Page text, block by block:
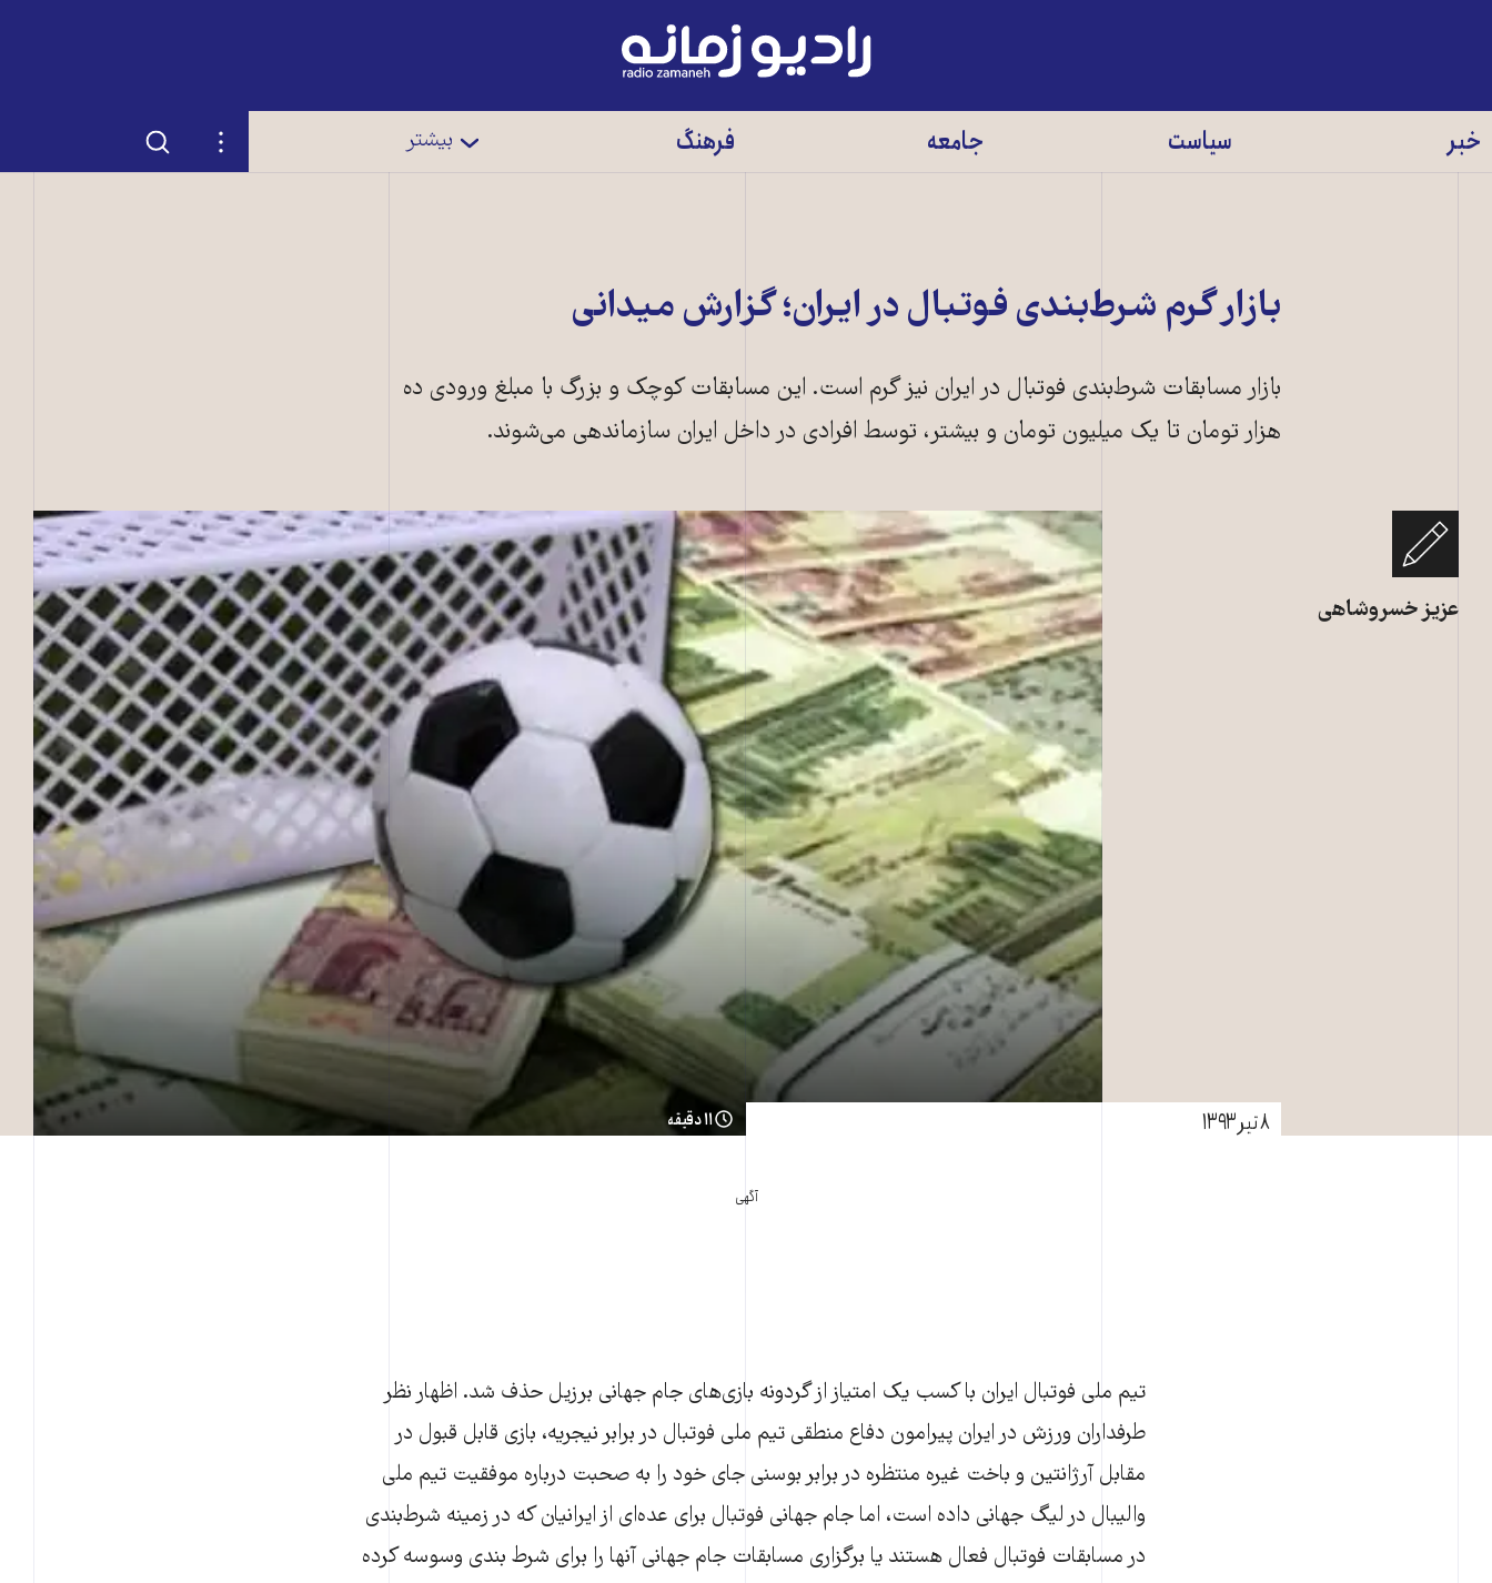
رادیو
زمانه
خبر سیاست جامعه فرهنگ بیشتر تنظیمات جستجو
بازار گرم شرط‌بندی فوتبال در ایران؛ گزارش میدانی
بازار مسابقات‌‌ شرط‌بندی فوتبال در ایران نیز گرم است. این مسابقات کوچک و بزرگ با مبلغ ورودی ده
هزار تومان تا یک میلیون تومان و بیشتر، توسط افرادی در داخل ایران سازماندهی می‌شوند.
عزیز خسروشاهی
۸ تیر ۱۳۹۳ ۱۱ دقیقه
آگهی
تیم ملی فوتبال ایران با کسب یک امتیاز از گردونه بازی‌‌های جام جهانی برزیل حذف شد. اظهار نظر
طرفداران ورزش در ایران پیرامون دفاع منطقی تیم ملی فوتبال در برابر نیجریه، بازی قابل قبول در
مقابل آرژانتین و باخت غیره منتظره در برابر بوسنی جای خود را به صحبت درباره موفقیت تیم ملی
والیبال در لیگ جهانی داده است، اما جام جهانی فوتبال برای عده‌ای از ایرانیان که در زمینه‌‌ شرط‌‌بندی
در مسابقات فوتبال فعال هستند یا برگزاری مسابقات جام جهانی آنها را برای شرط بندی وسوسه کرده